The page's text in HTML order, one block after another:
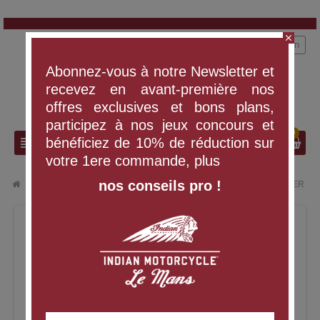
view_headline search
Connexion
0
VÊTEMENTS ET ÉQUIPEMENT chevron_right T-SHIRT WATERCOLOR RINGER
close
Abonnez-vous à notre Newsletter et
recevez en avant-première nos
offres exclusives et bons plans,
participez à nos jeux concours et
bénéficiez de 10% de réduction sur
votre 1ere commande, plus
nos conseils pro !